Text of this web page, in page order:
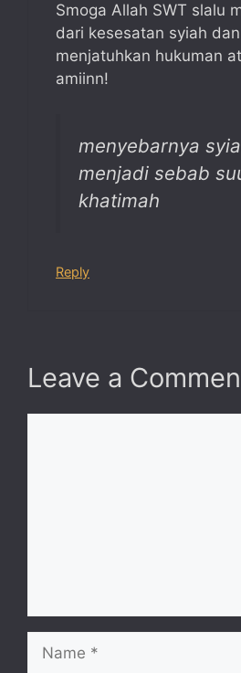
Smoga Allah SWT slalu
dari kesesatan syiah
menjatuhkan hukuman
amiinn!
menyebarnya
menjadi sebab
khatimah
Reply
Leave a